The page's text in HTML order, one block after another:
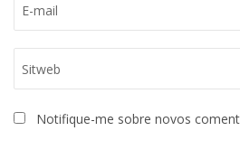
Notifique-me sobre novos